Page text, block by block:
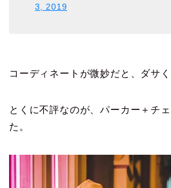
3, 2019
コーディネートが微妙だと、ダサ
とくに不評なのが、パーカー＋チ
た。